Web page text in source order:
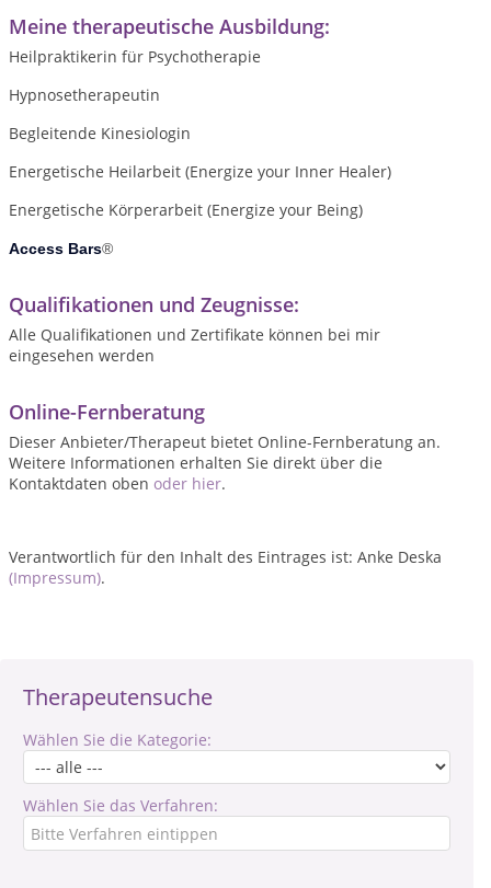
Therapeutensuche
Wählen Sie die Kategorie:
Wählen Sie das Verfahren:
Meine therapeutische Ausbildung:
Heilpraktikerin für Psychotherapie
Hypnosetherapeutin
Begleitende Kinesiologin
Energetische Heilarbeit (Energize your Inner Healer)
Energetische Körperarbeit (Energize your Being)
Access Bars®
Qualifikationen und Zeugnisse:
Alle Qualifikationen und Zertifikate können bei mir
eingesehen werden
Online-Fernberatung
Dieser Anbieter/Therapeut bietet Online-Fernberatung an.
Weitere Informationen erhalten Sie direkt über die
Kontaktdaten oben oder hier.
Verantwortlich für den Inhalt des Eintrages ist: Anke Deska
(Impressum).